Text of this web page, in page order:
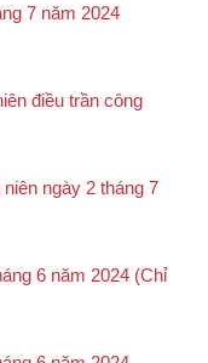
7 năm 2024
điều trần công
ngày 2 tháng 7
6 năm 2024 (Chỉ